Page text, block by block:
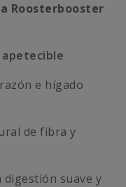
Roosterbooster
apetecible
e hígado
de fibra y
digestión suave y